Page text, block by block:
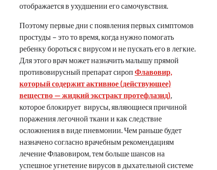
отображается в ухудшении его самочувствия.
Поэтому первые дни с появления первых симптомов
простуды – это то время, когда нужно помогать
ребенку бороться с вирусом и не пускать его в легкие.
Для этого врач может назначить малышу прямой
противовирусный препарат сироп Флавовир,
который содержит активное (действующее)
вещество — жидкий экстракт протефлазид),
которое блокирует вирусы, являющиеся причиной
поражения легочной ткани и как следствие
осложнения в виде пневмонии. Чем раньше будет
назначено согласно врачебным рекомендациям
лечение Флавовиром, тем больше шансов на
успешное угнетение вирусов в дыхательной системе